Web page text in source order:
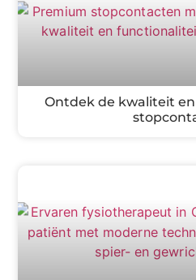
Ontdek de kwaliteit